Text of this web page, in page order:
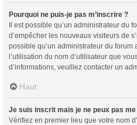
Pourquoi ne puis-je pas m’inscrire ?
Il est possible qu’un administrateur du
d’empêcher les nouveaux visiteurs de
possible qu’un administrateur du
l’utilisation du nom d’utilisateur que
d’informations, veuillez contacter un
Haut
Je suis inscrit mais je ne peux pas
Vérifiez en premier lieu que votre nom